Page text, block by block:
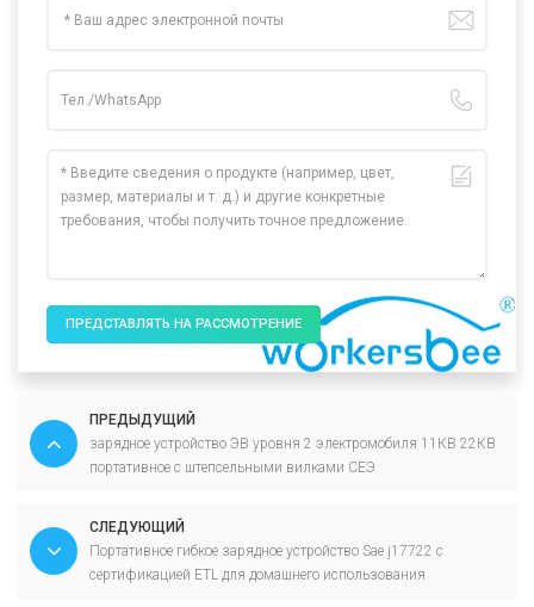
ПРЕДСТАВЛЯТЬ НА РАССМОТРЕНИЕ
ПРЕДЫДУЩИЙ
зарядное устройство ЭВ уровня 2 электромобиля 11КВ 22КВ
портативное с штепсельными вилками СЕЭ
СЛЕДУЮЩИЙ
Портативное гибкое зарядное устройство Sae j17722 с
сертификацией ETL для домашнего использования